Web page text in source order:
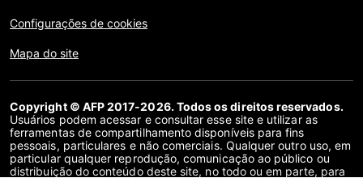
Configurações de cookies
Mapa do site
Copyright © AFP 2017-2026. Todos os direitos reservados.
Usuários podem acessar e consultar esse site e utilizar as
ferramentas de compartilhamento disponíveis para fins
pessoais, particulares e não comerciais. Qualquer outro uso, em
particular qualquer reprodução, comunicação ao público ou
distribuição do conteúdo deste site, no todo ou em parte, para